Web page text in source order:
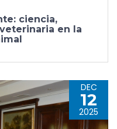
ciencia,
en la
DEC
12
2025